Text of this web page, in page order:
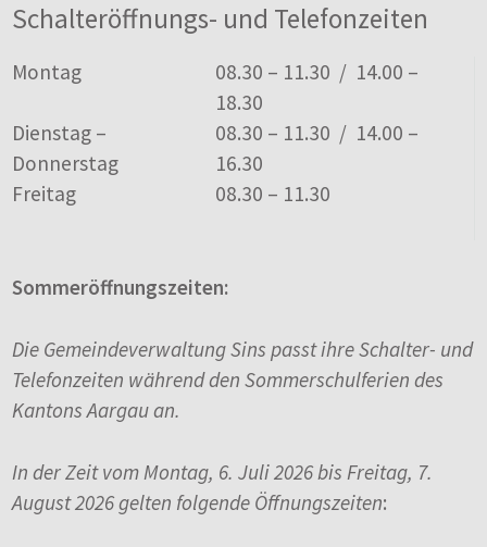
Schalteröffnungs- und Telefonzeiten
TagÖffnungszeiten
Montag
08.30 – 11.30 / 14.00 –
18.30
Dienstag –
Donnerstag
08.30 – 11.30 / 14.00 –
16.30
Freitag
08.30 – 11.30
Sommeröffnungszeiten:
Die Gemeindeverwaltung Sins passt ihre Schalter- und
Telefonzeiten während den Sommerschulferien des
Kantons Aargau an.
In der Zeit vom Montag, 6. Juli 2026 bis Freitag, 7.
August 2026 gelten folgende Öffnungszeiten: